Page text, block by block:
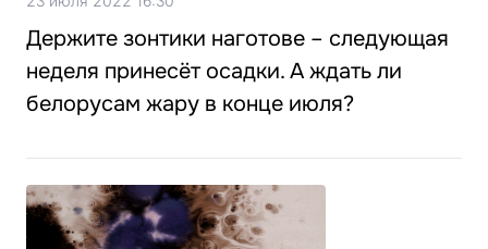
Держите зонтики наготове – следующая
неделя принесёт осадки. А ждать ли
белорусам жару в конце июля?